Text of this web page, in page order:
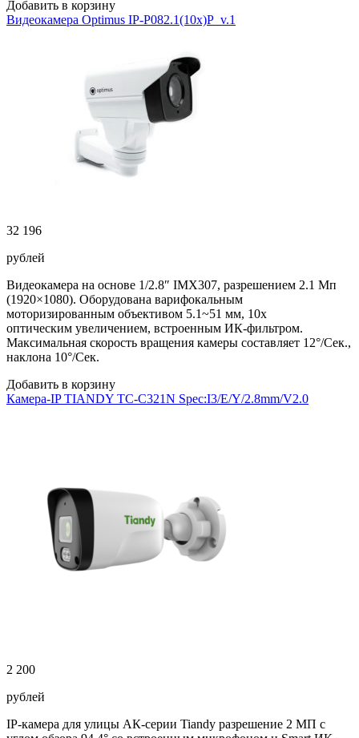
Добавить в корзину
Видеокамера Optimus IP-P082.1(10x)P_v.1
32 196
рублей
Видеокамера на основе 1/2.8″ IMX307, разрешением 2.1 Мп
(1920×1080). Оборудована варифокальным
моторизированным объективом 5.1~51 мм, 10x
оптическим увеличением, встроенным ИК-фильтром.
Максимальная скорость вращения камеры составляет 12°/Сек.,
наклона 10°/Сек.
Добавить в корзину
Камера-IP TIANDY TC-C321N Spec:I3/E/Y/2.8mm/V2.0
2 200
рублей
IP-камера для улицы АК-серии Tiandy разрешение 2 МП с